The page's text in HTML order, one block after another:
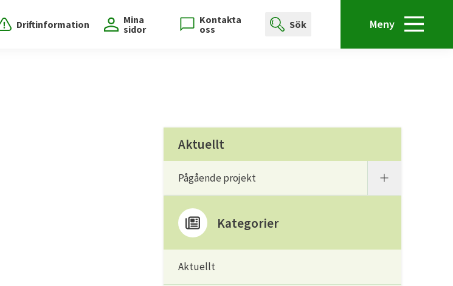
Driftinformation
Mina
sidor
Kontakta
oss
Sök Meny
Aktuellt
Pågående projekt
Kategorier
Aktuellt